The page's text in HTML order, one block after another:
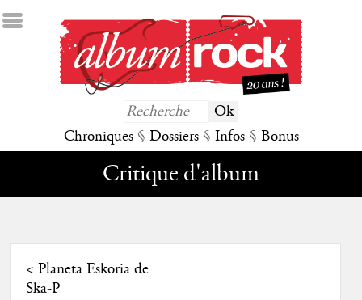
Chroniques § Dossiers § Infos § Bonus
Critique d'album
< Planeta Eskoria de
Ska-P